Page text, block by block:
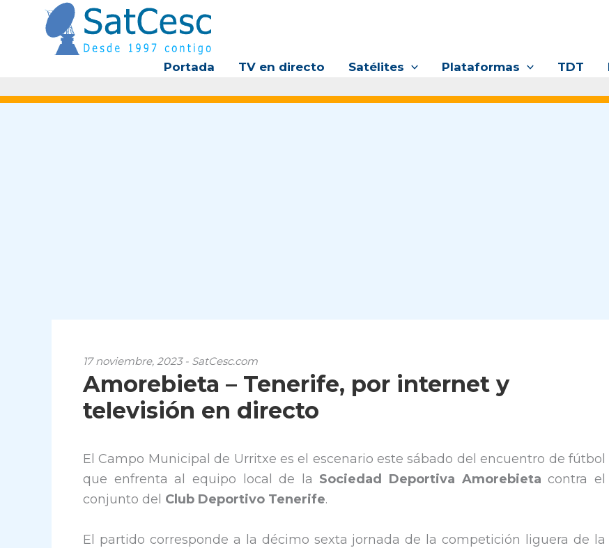
contenido
Portada TV en directo Satélites Plataformas TDT
17 noviembre, 2023 - SatCesc.com
Amorebieta – Tenerife, por internet y
televisión en directo
El Campo Municipal de Urritxe es el escenario este sábado del encuentro de fútbol
que enfrenta al equipo local de la Sociedad Deportiva Amorebieta contra el
conjunto del Club Deportivo Tenerife.
El partido corresponde a la décimo sexta jornada de la competición liguera de la